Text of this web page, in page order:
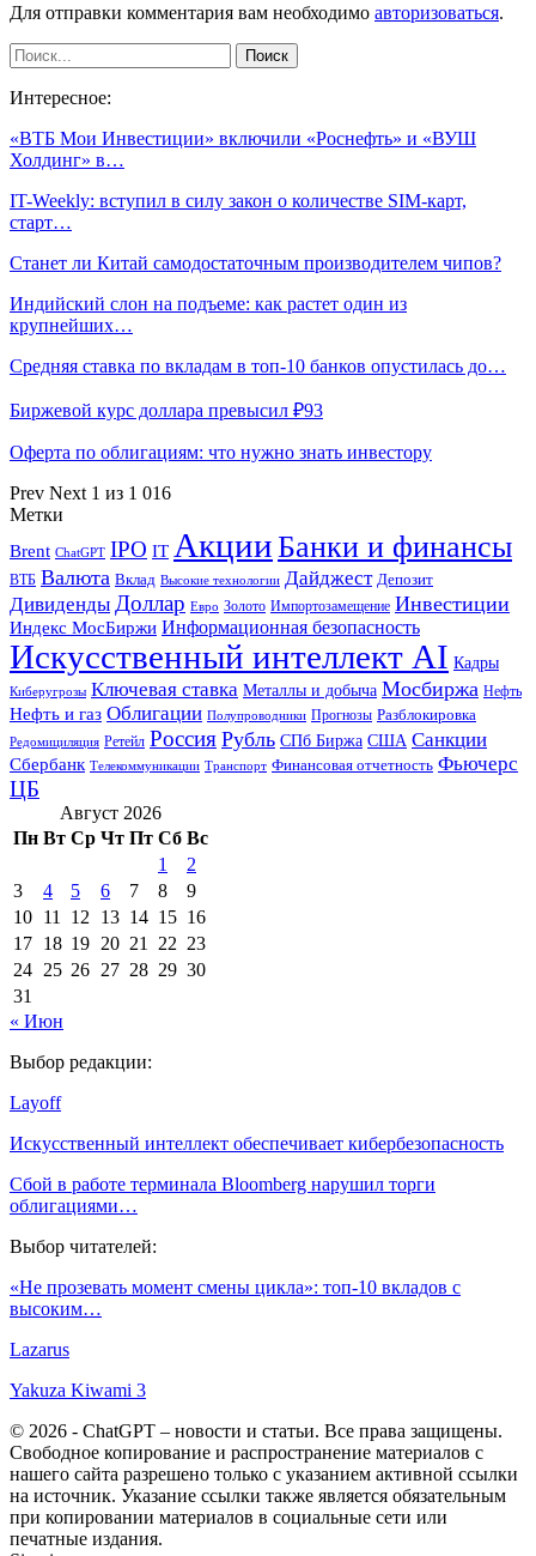
Для отправки комментария вам необходимо авторизоваться.
Интересное:
«ВТБ Мои Инвестиции» включили «Роснефть» и «ВУШ
Холдинг» в…
IT-Weekly: вступил в силу закон о количестве SIM-карт,
старт…
Станет ли Китай самодостаточным производителем чипов?
Индийский слон на подъеме: как растет один из
крупнейших…
Средняя ставка по вкладам в топ-10 банков опустилась до…
Биржевой курс доллара превысил ₽93
Оферта по облигациям: что нужно знать инвестору
Prev Next 1 из 1 016
Метки
Brent ChatGPT IPO IT АкцииБанки и финансы
ВТБ Валюта Вклад Высокие технологии Дайджест Депозит
Дивиденды Доллар Евро Золото Импортозамещение Инвестиции
Индекс МосБиржи Информационная безопасность
Искусственный интеллект AI Кадры
Киберугрозы Ключевая ставка Металлы и добыча Мосбиржа Нефть
Нефть и газ Облигации Полупроводники Прогнозы Разблокировка
Редомициляция Ретейл Россия Рубль СПб Биржа США Санкции
Сбербанк Телекоммуникации Транспорт Финансовая отчетность Фьючерс
ЦБ
Август 2026
Пн Вт Ср Чт Пт Сб Вс
1
2
3
4 5 6 7 8
9
10 11 12 13 14 15 16
17 18 19 20 21 22 23
24 25 26 27 28 29 30
31
« Июн
Выбор редакции:
Layoff
Искусственный интеллект обеспечивает кибербезопасность
Сбой в работе терминала Bloomberg нарушил торги
облигациями…
Выбор читателей:
«Не прозевать момент смены цикла»: топ-10 вкладов с
высоким…
Lazarus
Yakuza Kiwami 3
© 2026 - ChatGPT – новости и статьи. Все права защищены.
Свободное копирование и распространение материалов с
нашего сайта разрешено только с указанием активной ссылки
на источник. Указание ссылки также является обязательным
при копировании материалов в социальные сети или
печатные издания.